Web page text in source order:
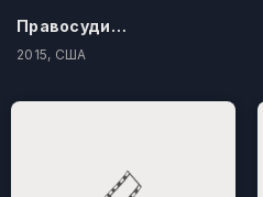
Правосудие по-американски
2015, США